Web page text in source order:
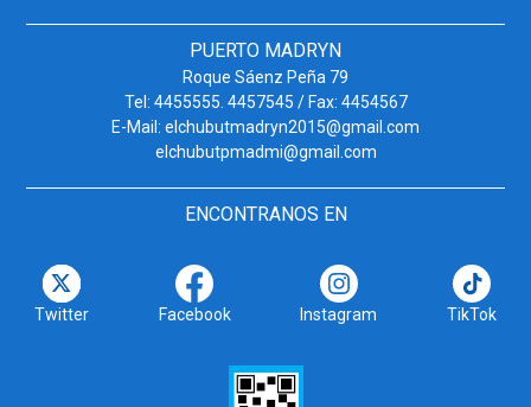
PUERTO MADRYN
Roque Sáenz Peña 79
Tel: 4455555. 4457545 / Fax: 4454567
E-Mail: elchubutmadryn2015@gmail.com
elchubutpmadmi@gmail.com
ENCONTRANOS EN
Twitter Facebook Instagram TikTok